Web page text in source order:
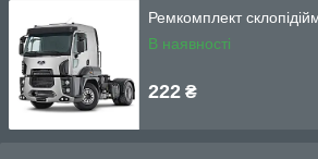
Ремкомплект
В наявності
222 ₴